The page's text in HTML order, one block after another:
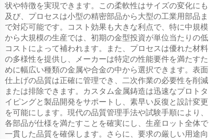
状や特徴を実現できます。この柔軟性はサイズの変化にも
及び、プロセスは小型の精密部品から大型の工業用部品ま
で対応可能です。コスト効果も大きな利点で、特に中規模
から大規模の生産では、初期の金型投資が単位当たりの低
コストによって補われます。また、プロセスは優れた材料
の多様性を提供し、メーカーは特定の性能要件を満たすた
めに幅広い種類の金属や合金の中から選択できます。表面
仕上げの品質は正確に管理でき、二次作業の必要性を削減
または排除できます。カスタム金属鋳造は迅速なプロトタ
イピングと製品開発をサポートし、素早い反復と設計変更
を可能にします。現代の品質管理手法や試験手順により、
各部品が仕様を満たすことを確実にし、生産ロット全体で
一貫した品質を確保します。さらに、要求の厳しい用途向